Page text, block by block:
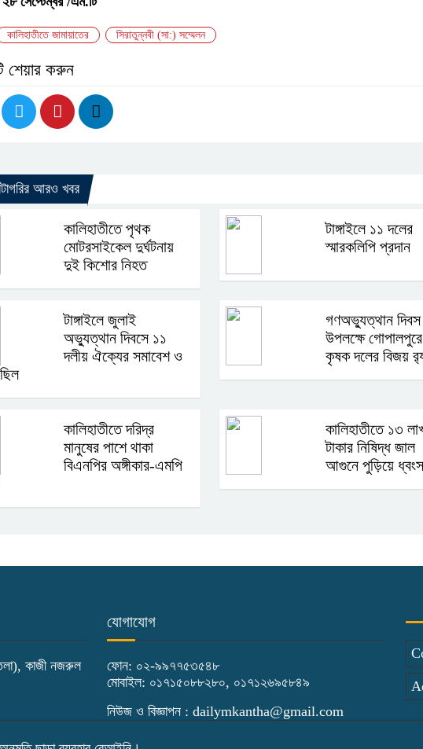
কালিহাতীতে জামায়াতের সিরাতুন্নবী (সা:) সম্মেলন
শেয়ার করুন
আরও খবর
কালিহাতীতে পৃথক
মোটরসাইকেল দুর্ঘটনায়
দুই কিশোর নিহত
টাঙ্গাইলে ১১ দলের
স্মারকলিপি প্রদান
টাঙ্গাইলে জুলাই
অভ্যুত্থান দিবসে ১১
দলীয় ঐক্যের সমাবেশ ও
গণঅভ্যুত্থান দিবস
উপলক্ষে গোপালপুরে
কৃষক দলের বিজয়
কালিহাতীতে দরিদ্র
মানুষের পাশে থাকা
বিএনপির অঙ্গীকার-এমপি
কালিহাতীতে ১৩
টাকার নিষিদ্ধ জাল
আগুনে পুড়িয়ে ধ্বংস
তলা), কাজী নজরুল
যোগাযোগ
ফোন: ০২-৯৯৭৭৫৩৫৪৮
মোবাইল: ০১৭১৫০৮৮২৮০, ০১৭১২৬৯৫৮৪৯
নিউজ ও বিজ্ঞাপন : dailymkantha@gmail.com